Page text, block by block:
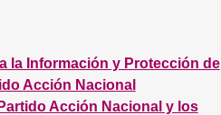
la Información y Protección de
Acción Nacional
Acción Nacional y los